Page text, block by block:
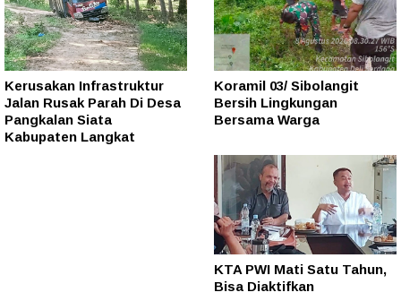
Kerusakan Infrastruktur
Jalan Rusak Parah Di Desa
Pangkalan Siata
Kabupaten Langkat
Koramil 03/ Sibolangit
Bersih Lingkungan
Bersama Warga
KTA PWI Mati Satu Tahun,
Bisa Diaktifkan